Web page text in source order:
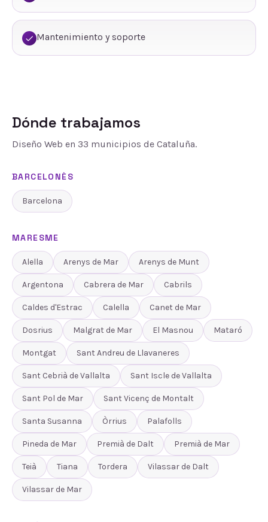
Mantenimiento y soporte
Dónde trabajamos
Diseño Web en 33 municipios de Cataluña.
BARCELONÈS
Barcelona
MARESME
Alella Arenys de Mar Arenys de Munt
Argentona Cabrera de Mar Cabrils
Caldes d'Estrac Calella Canet de Mar
Dosrius Malgrat de Mar El Masnou Mataró
Montgat Sant Andreu de Llavaneres
Sant Cebrià de Vallalta Sant Iscle de Vallalta
Sant Pol de Mar Sant Vicenç de Montalt
Santa Susanna Òrrius Palafolls
Pineda de Mar Premià de Dalt Premià de Mar
Teià Tiana Tordera Vilassar de Dalt
Vilassar de Mar